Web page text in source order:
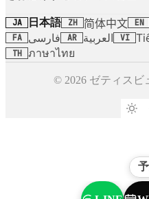
JA 日本語 ZH 简体中文 EN
FA فارسی AR العربية VI
TH ภาษาไทย
© 2026 ゼティスビ